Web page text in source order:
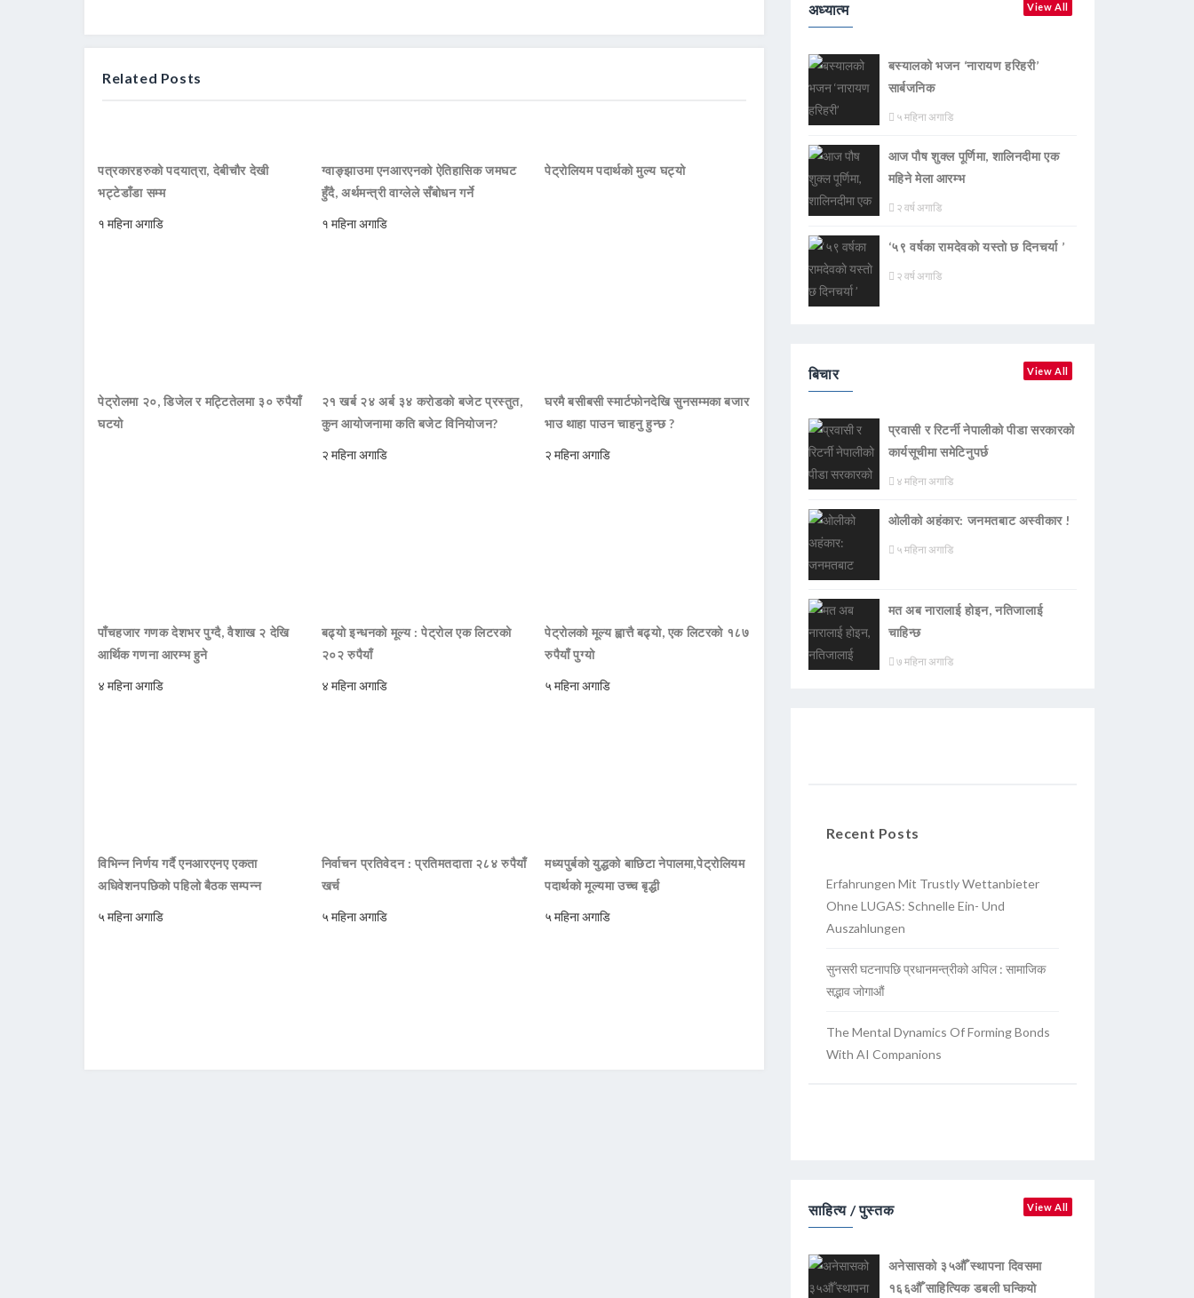
Related Posts
पत्रकारहरुको पदयात्रा, देबीचौर देखी
भट्टेडाँडा सम्म
१ महिना अगाडि
ग्वाङ्झाउमा एनआरएनको ऐतिहासिक जमघट
हुँदै, अर्थमन्त्री वाग्लेले सँबोधन गर्ने
१ महिना अगाडि
पेट्रोलियम पदार्थको मुल्य घट्यो
पेट्रोलमा २०, डिजेल र मट्टितेलमा ३० रुपैयाँ
घटयो
२१ खर्ब २४ अर्ब ३४ करोडको बजेट प्रस्तुत,
कुन आयोजनामा कति बजेट विनियोजन?
२ महिना अगाडि
घरमै बसीबसी स्मार्टफोनदेखि सुनसम्मका बजार
भाउ थाहा पाउन चाहनु हुन्छ ?
२ महिना अगाडि
पाँचहजार गणक देशभर पुग्दै, वैशाख २ देखि
आर्थिक गणना आरम्भ हुने
४ महिना अगाडि
बढ्यो इन्धनको मूल्य : पेट्रोल एक लिटरको
२०२ रुपैयाँ
४ महिना अगाडि
पेट्रोलको मूल्य ह्वात्तै बढ्यो, एक लिटरको १८७
रुपैयाँ पुग्यो
५ महिना अगाडि
विभिन्न निर्णय गर्दै एनआरएनए एकता
अधिवेशनपछिको पहिलो बैठक सम्पन्न
५ महिना अगाडि
निर्वाचन प्रतिवेदन : प्रतिमतदाता २८४ रुपैयाँ
खर्च
५ महिना अगाडि
मध्यपुर्बको युद्धको बाछिटा नेपालमा,पेट्रोलियम
पदार्थको मूल्यमा उच्च बृद्धी
५ महिना अगाडि
अध्यात्म View All
बस्यालको भजन ‘नारायण हरिहरी’
सार्बजनिक
५ महिना अगाडि
आज पौष शुक्ल पूर्णिमा, शालिनदीमा एक
महिने मेला आरम्भ
२ वर्ष अगाडि
‘५९ वर्षका रामदेवकाे यस्ताे छ दिनचर्या ’
२ वर्ष अगाडि
बिचार View All
प्रवासी र रिटर्नी नेपालीको पीडा सरकारको
कार्यसूचीमा समेटिनुपर्छ
४ महिना अगाडि
ओलीको अहंकार: जनमतबाट अस्वीकार !
५ महिना अगाडि
मत अब नारालाई होइन, नतिजालाई
चाहिन्छ
७ महिना अगाडि
Recent Posts
Erfahrungen Mit Trustly Wettanbieter
Ohne LUGAS: Schnelle Ein- Und
Auszahlungen
सुनसरी घटनापछि प्रधानमन्त्रीको अपिल : सामाजिक
सद्भाव जोगाऔं
The Mental Dynamics Of Forming Bonds
With AI Companions
साहित्य / पुस्तक View All
अनेसासको ३५औँ स्थापना दिवसमा
१६६औँ साहित्यिक डबली घन्कियाे